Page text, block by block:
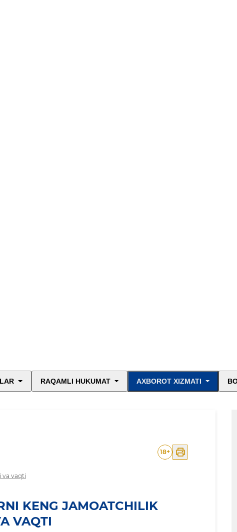
RAQAMLI HUKUMAT AXBOROT XIZMATI
va vaqti
18+
KENG JAMOATCHILIK
VAQTI